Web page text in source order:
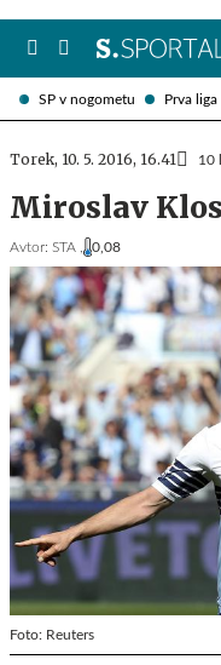
SP v nogometu Prva liga
Torek, 10. 5. 2016, 16.41 10
Miroslav
Avtor: STA , 0,08
Foto: Reuters